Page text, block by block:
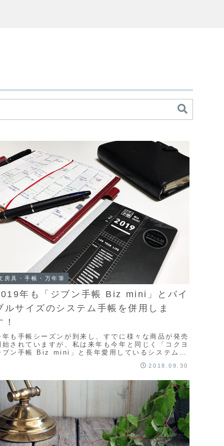
房具・手帳・万年筆
年も「ジブン手帳 Biz mini」とバイ
ルサイズのシステム手帳を併用しま
！
年も手帳シーズンが到来し、すでに様々な商品が発売
始されていますが、私は来年も今年と同じく「コクヨ
ブン手帳 Biz mini」と長年愛用しているシステム手
2018.09.30